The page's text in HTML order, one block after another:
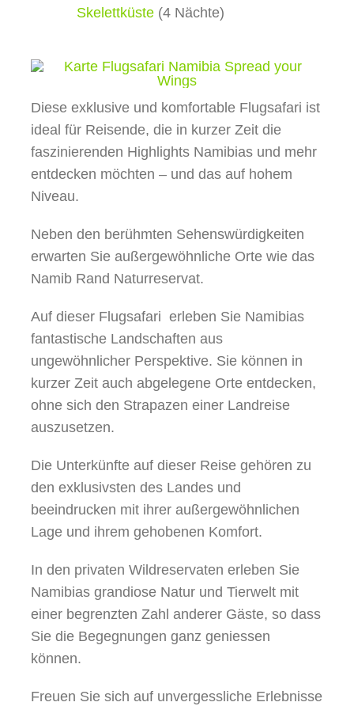
Skelettküste(4 Nächte)
Diese exklusive und komfortable Flugsafari ist
ideal für Reisende, die in kurzer Zeit die
faszinierenden Highlights Namibias und mehr
entdecken möchten – und das auf hohem
Niveau.
Neben den berühmten Sehenswürdigkeiten
erwarten Sie außergewöhnliche Orte wie das
Namib Rand Naturreservat.
Auf dieser Flugsafari erleben Sie Namibias
fantastische Landschaften aus
ungewöhnlicher Perspektive. Sie können in
kurzer Zeit auch abgelegene Orte entdecken,
ohne sich den Strapazen einer Landreise
auszusetzen.
Die Unterkünfte auf dieser Reise gehören zu
den exklusivsten des Landes und
beeindrucken mit ihrer außergewöhnlichen
Lage und ihrem gehobenen Komfort.
In den privaten Wildreservaten erleben Sie
Namibias grandiose Natur und Tierwelt mit
einer begrenzten Zahl anderer Gäste, so dass
Sie die Begegnungen ganz geniessen
können.
Freuen Sie sich auf unvergessliche Erlebnisse